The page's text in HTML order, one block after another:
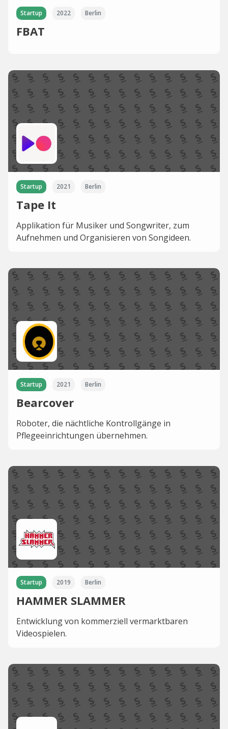
Startup 2022 Berlin
FBAT
Startup 2021 Berlin
Tape It
Applikation für Musiker und Songwriter, zum
Aufnehmen und Organisieren von Songideen.
Startup 2021 Berlin
Bearcover
Roboter, die nächtliche Kontrollgänge in
Pflegeeinrichtungen übernehmen.
Startup 2019 Berlin
HAMMER SLAMMER
Entwicklung von kommerziell vermarktbaren
Videospielen.